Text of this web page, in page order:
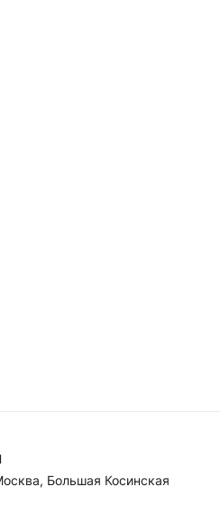
Большая Косинская